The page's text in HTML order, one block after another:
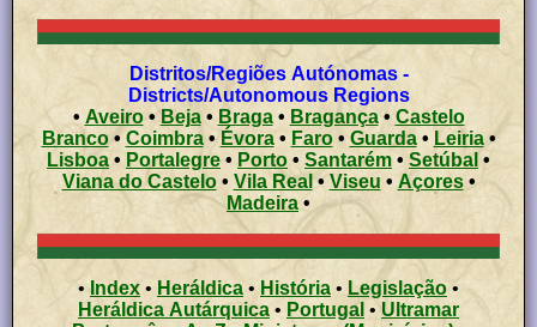
Distritos/Regiões Autónomas -
Districts/Autonomous Regions
• Aveiro• Beja• Braga• Bragança• Castelo
Branco•Coimbra• Évora• Faro• Guarda• Leiria•
Lisboa • Portalegre • Porto • Santarém • Setúbal •
Viana do Castelo• Vila Real•Viseu • Açores •
Madeira •
• Index • Heráldica • História • Legislação •
Heráldica Autárquica • Portugal • Ultramar